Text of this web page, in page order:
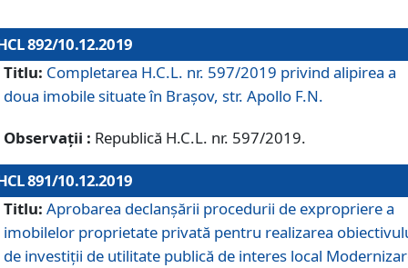
892/10.12.2019
Titlu: Completarea H.C.L. nr. 597/2019 privind alipirea a
doua imobile situate în Brașov, str. Apollo F.N.
Observații : Republică H.C.L. nr. 597/2019.
891/10.12.2019
Titlu: Aprobarea declanșării procedurii de expropriere a
imobilelor proprietate privată pentru realizarea
de investiții de utilitate publică de interes local